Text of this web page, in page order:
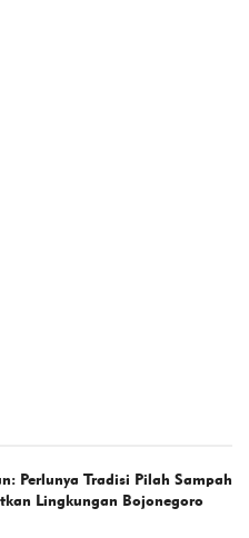
Perlunya Tradisi Pilah Sampah
Lingkungan Bojonegoro